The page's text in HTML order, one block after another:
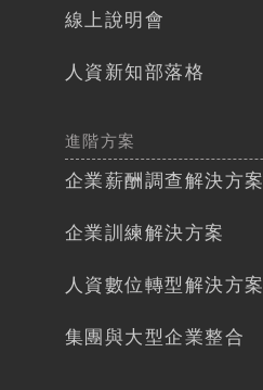
線上說明會
人資新知部落格
進階方案
企業薪酬調查解決方案
企業訓練解決方案
人資數位轉型解決方案​
集團與大型企業整合